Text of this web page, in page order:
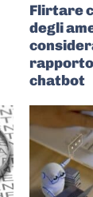
Flirtare
degli
rapporto
chatbot